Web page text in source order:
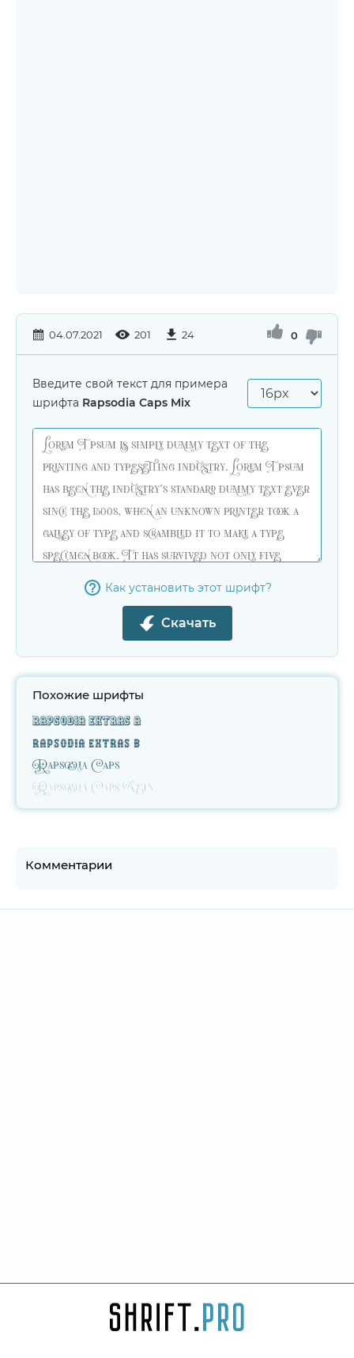
04.07.2021 201 24 0
Введите свой текст для примера
шрифта Rapsodia Caps Mix
Как установить этот шрифт?
Скачать
Похожие шрифты
Rapsodia Extras A
Rapsodia Extras B
Rapsodia Caps
Rapsodia Caps Vein
Комментарии